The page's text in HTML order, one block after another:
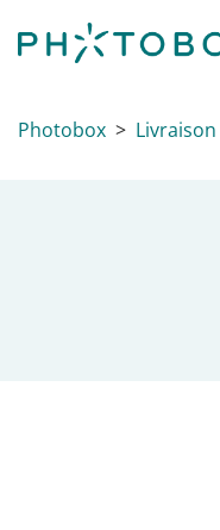
Photobox Livraison